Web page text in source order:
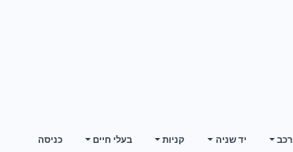
רכב יד שניה קניות בעלי חיים כניסה